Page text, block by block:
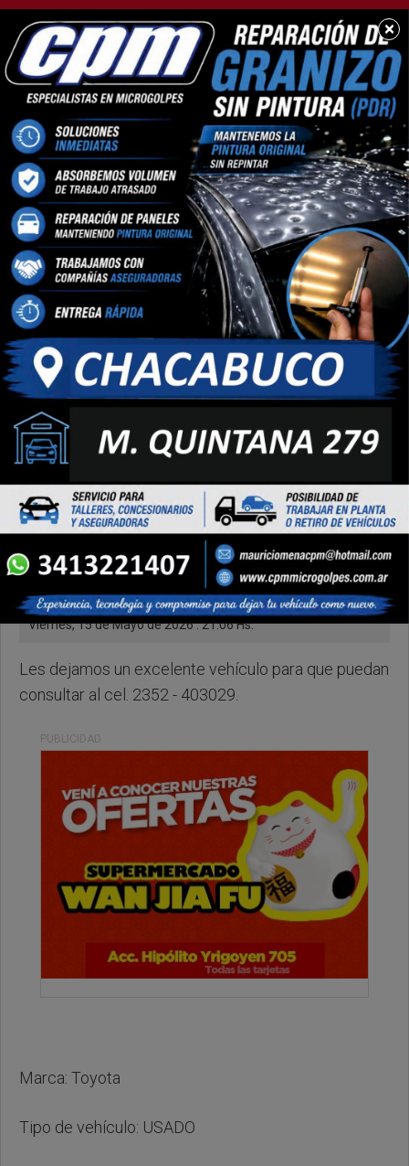
×
SOCIEDAD
Oportunidad: Se vende
Toyota Corolla XLI a
muy buen precio
Viernes, 15 de Mayo de 2026 . 21:06 Hs.
Les dejamos un excelente vehículo para que puedan
consultar al cel. 2352 - 403029.
PUBLICIDAD
Marca: Toyota
Tipo de vehículo: USADO